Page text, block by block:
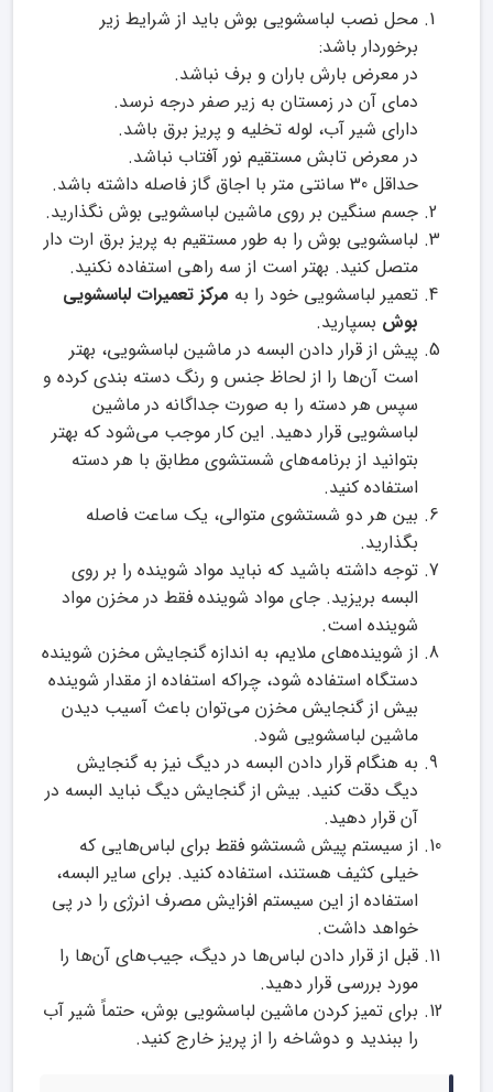
محل نصب لباسشویی بوش باید از شرایط زیر
برخوردار باشد:
در معرض بارش باران و برف نباشد.
دمای آن در زمستان به زیر صفر درجه نرسد.
دارای شیر آب، لوله تخلیه و پریز برق باشد.
در معرض تابش مستقیم نور آفتاب نباشد.
حداقل 30 سانتی متر با اجاق گاز فاصله داشته باشد.
جسم سنگین بر روی ماشین لباسشویی بوش نگذارید.
لباسشویی بوش را به طور مستقیم به پریز برق ارت دار
متصل کنید. بهتر است از سه راهی استفاده نکنید.
تعمیر لباسشویی خود را به مرکز تعمیرات لباسشویی
بوش بسپارید.
پیش از قرار دادن البسه در ماشین لباسشویی، بهتر
است آن‌ها را از لحاظ جنس و رنگ دسته بندی کرده و
سپس هر دسته را به صورت جداگانه در ماشین
لباسشویی قرار دهید. این کار موجب می‌شود که بهتر
بتوانید از برنامه‌های شستشوی مطابق با هر دسته
استفاده کنید.
بین هر دو شستشوی متوالی، یک ساعت فاصله
بگذارید.
توجه داشته باشید که نباید مواد شوینده را بر روی
البسه بریزید. جای مواد شوینده فقط در مخزن مواد
شوینده است.
از شوینده‌های ملایم، به اندازه‌ گنجایش مخزن شوینده‌
دستگاه استفاده شود، چراکه استفاده از مقدار شوینده‌
بیش از گنجایش مخزن می‌توان باعث آسیب دیدن
ماشین لباسشویی شود.
به هنگام قرار دادن البسه در دیگ نیز به گنجایش
دیگ دقت کنید. بیش از گنجایش دیگ نباید البسه در
آن قرار دهید.
از سیستم پیش شستشو فقط برای لباس‌هایی که
خیلی کثیف هستند، استفاده کنید. برای سایر البسه،
استفاده از این سیستم افزایش مصرف انرژی را در پی
خواهد داشت.
قبل از قرار دادن لباس‌ها در دیگ، جیب‌های آن‌ها را
مورد بررسی قرار دهید.
برای تمیز کردن ماشین لباسشویی بوش، حتماً شیر آب
را ببندید و دوشاخه را از پریز خارج کنید.